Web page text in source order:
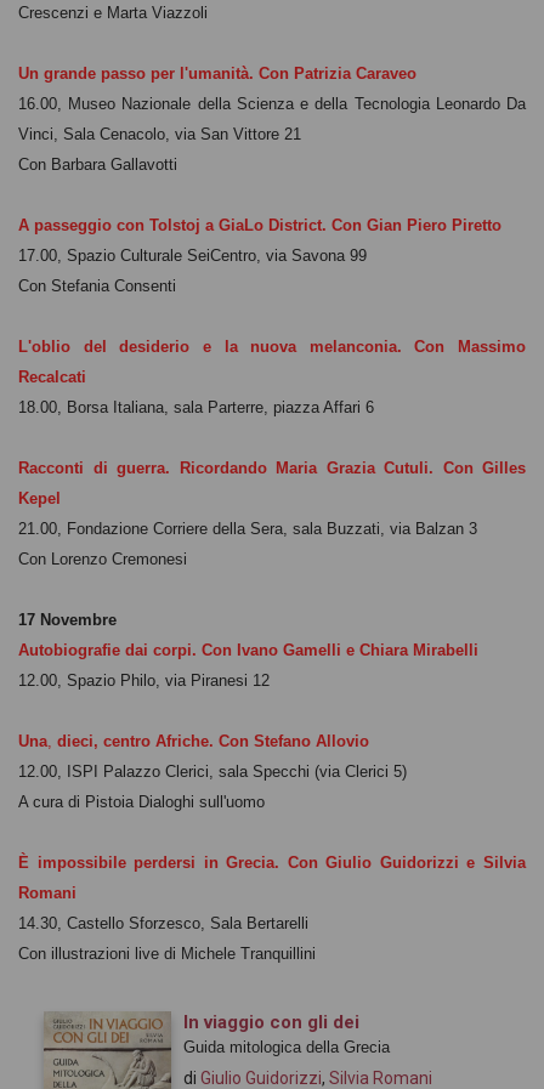
Crescenzi e Marta Viazzoli
Un grande passo per l'umanità. Con Patrizia Caraveo
16.00, Museo Nazionale della Scienza e della Tecnologia Leonardo Da
Vinci, Sala Cenacolo, via San Vittore 21
Con Barbara Gallavotti
A passeggio con Tolstoj a GiaLo District. Con Gian Piero Piretto
17.00, Spazio Culturale SeiCentro, via Savona 99
Con Stefania Consenti
L'oblio del desiderio e la nuova melanconia. Con Massimo
Recalcati
18.00, Borsa Italiana, sala Parterre, piazza Affari 6
Racconti di guerra. Ricordando Maria Grazia Cutuli. Con Gilles
Kepel
21.00, Fondazione Corriere della Sera, sala Buzzati, via Balzan 3
Con Lorenzo Cremonesi
17 Novembre
Autobiografie dai corpi. Con Ivano Gamelli e Chiara Mirabelli
12.00, Spazio Philo, via Piranesi 12
Una dieci, centro Afriche. Con Stefano Allovio
12.00, ISPI Palazzo Clerici, sala Specchi (via Clerici 5)
A cura di Pistoia Dialoghi sull'uomo
È impossibile perdersi in Grecia. Con Giulio Guidorizzi e Silvia
Romani
14.30, Castello Sforzesco, Sala Bertarelli
Con illustrazioni live di Michele Tranquillini
In viaggio con gli dei
Guida mitologica della Grecia
di Giulio Guidorizzi, Silvia Romani